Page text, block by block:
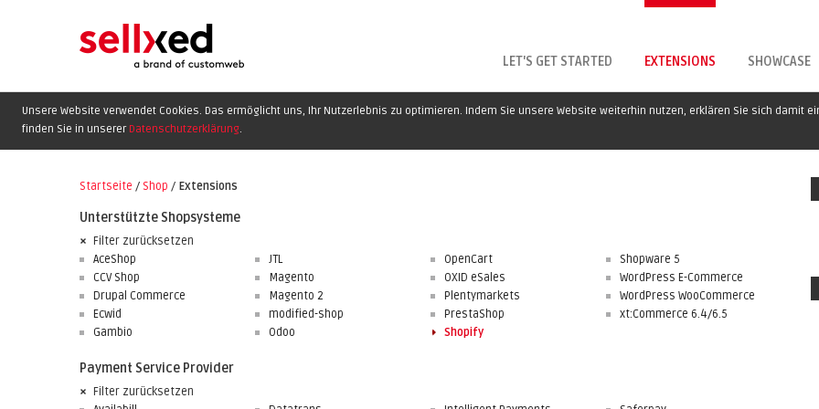
LET'S GET STARTED EXTENSIONS SHOWCASE
Unsere Website verwendet Cookies. Das ermöglicht uns, Ihr Nutzerlebnis zu optimieren. Indem Sie unsere Website weiterhin nutzen, erklären Sie sich damit
finden Sie in unserer Datenschutzerklärung.
Startseite / Shop / Extensions
Unterstützte Shopsysteme
Filter zurücksetzen
AceShop
CCV Shop
Drupal Commerce
Ecwid
Gambio
JTL
Magento
Magento 2
modified-shop
Odoo
OpenCart
OXID eSales
Plentymarkets
PrestaShop
Shopify
Shopware 5
WordPress E-Commerce
WordPress WooCommerce
xt:Commerce 6.4/6.5
Payment Service Provider
Filter zurücksetzen